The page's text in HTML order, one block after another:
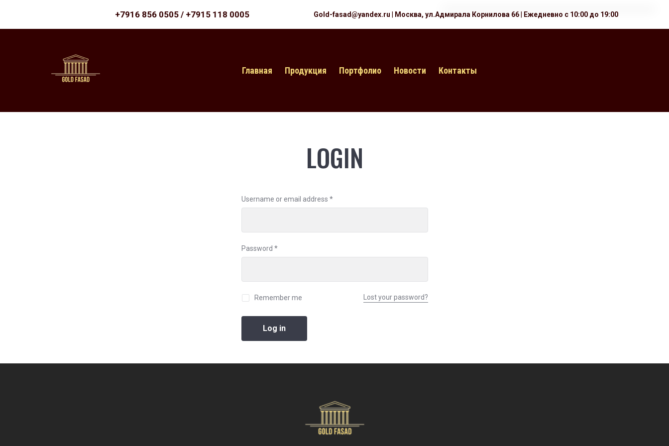
+7916 856 0505 / +7915 118 0005 Gold-fasad@yandex.ru Москва, ул.Адмирала Корнилова 66 Ежедневно с 10:00 до 19:00
Главная Продукция Портфолио Новости Контакты
LOGIN
Username or email address *
Password *
Remember me Lost your password?
Log in